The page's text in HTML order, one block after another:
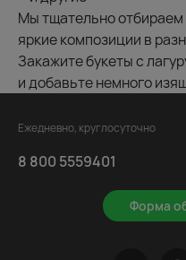
Мы тщательно
яркие композиции в
Закажите букеты с
и добавьте немного
Ежедневно, круглосуточно
8 800 5559401
Форма